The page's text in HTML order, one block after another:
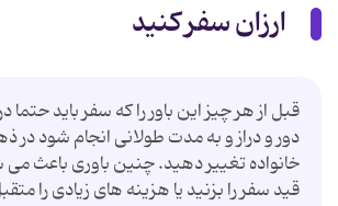
ارزان سفر کنید
قبل از هر چیز این باور را که سفر باید
دور و دراز و به مدت طولانی انجام شود در
خانواده تغییر دهید. چنین باوری باعث می
قید سفر را بزنید یا هزینه های زیادی را